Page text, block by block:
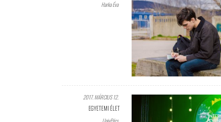
Harka Éva
2017. MÁRCIUS 12.
EGYETEMI ÉLET